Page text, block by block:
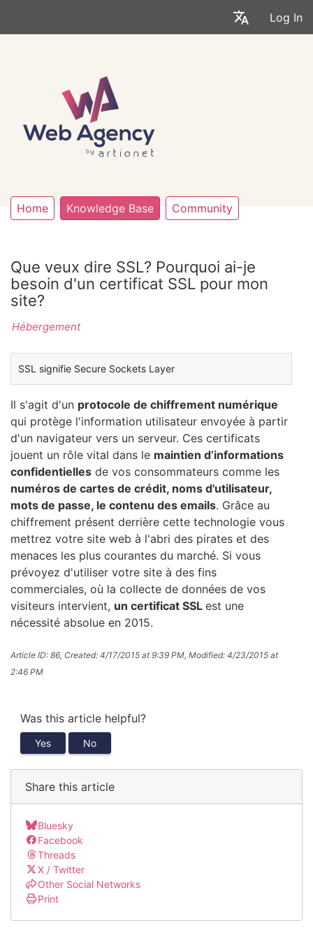
Log In
Home Knowledge Base Community
Que veux dire SSL? Pourquoi ai-je
besoin d'un certificat SSL pour mon
site?
Hébergement
SSL signifie Secure Sockets Layer
Il s'agit d'un protocole de chiffrement numérique
qui protège l'information utilisateur envoyée à partir
d'un navigateur vers un serveur. Ces certificats
jouent un rôle vital dans le maintien d’informations
confidentielles de vos consommateurs comme les
numéros de cartes de crédit, noms d'utilisateur,
mots de passe, le contenu des emails. Grâce au
chiffrement présent derrière cette technologie vous
mettrez votre site web à l'abri des pirates et des
menaces les plus courantes du marché. Si vous
prévoyez d'utiliser votre site à des fins
commerciales, où la collecte de données de vos
visiteurs intervient, un certificat SSL est une
nécessité absolue en 2015.
Article ID: 86, Created: 4/17/2015 at 9:39 PM, Modified: 4/23/2015 at
2:46 PM
Was this article helpful?
Yes No
Share this article
Bluesky
Facebook
Threads
X / Twitter
Other Social Networks
Print